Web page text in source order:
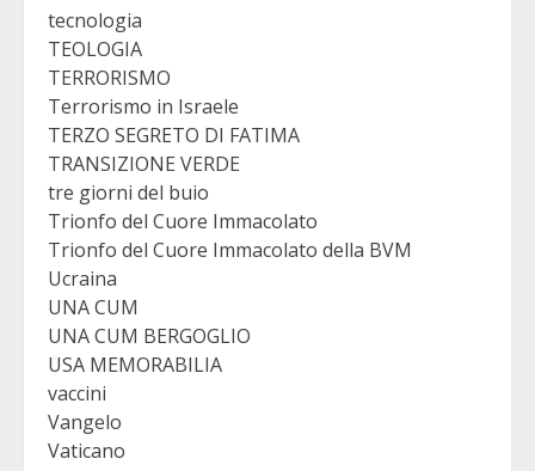
tecnologia
TEOLOGIA
TERRORISMO
Terrorismo in Israele
TERZO SEGRETO DI FATIMA
TRANSIZIONE VERDE
tre giorni del buio
Trionfo del Cuore Immacolato
Trionfo del Cuore Immacolato della BVM
Ucraina
UNA CUM
UNA CUM BERGOGLIO
USA MEMORABILIA
vaccini
Vangelo
Vaticano